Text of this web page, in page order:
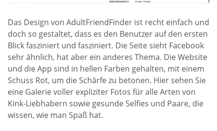
Das Design von AdultFriendFinder ist recht einfach und
doch so gestaltet, dass es den Benutzer auf den ersten
Blick fasziniert und fasziniert. Die Seite sieht Facebook
sehr ähnlich, hat aber ein anderes Thema. Die Website
und die App sind in hellen Farben gehalten, mit einem
Schuss Rot, um die Schärfe zu betonen. Hier sehen Sie
eine Galerie voller expliziter Fotos für alle Arten von
Kink-Liebhabern sowie gesunde Selfies und Paare, die
wissen, wie man Spaß hat.